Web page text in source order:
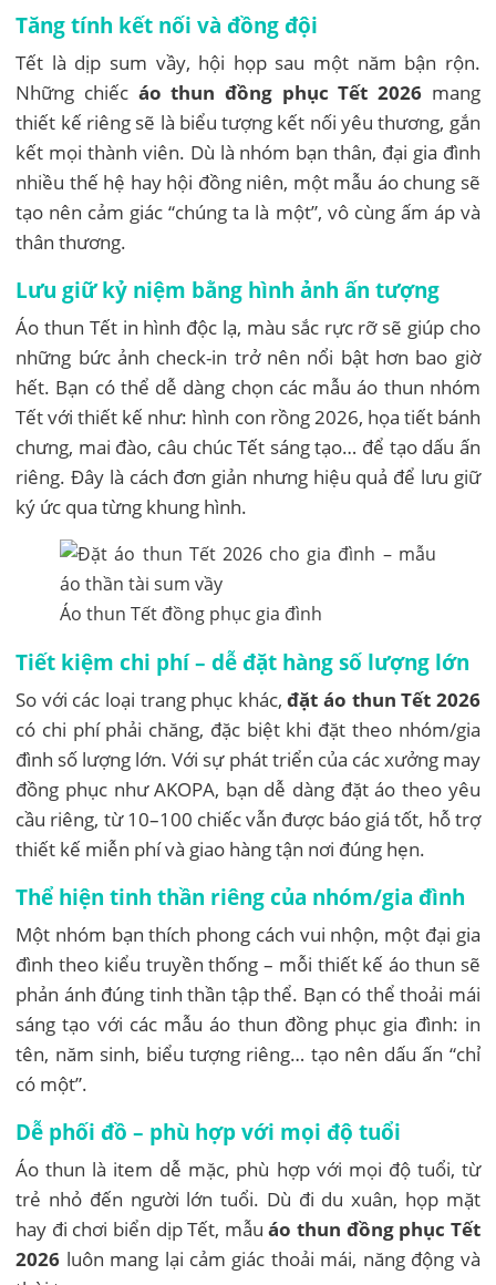
Tăng tính kết nối và đồng đội
Tết là dịp sum vầy, hội họp sau một năm bận rộn.
Những chiếc áo thun đồng phục Tết 2026 mang
thiết kế riêng sẽ là biểu tượng kết nối yêu thương, gắn
kết mọi thành viên. Dù là nhóm bạn thân, đại gia đình
nhiều thế hệ hay hội đồng niên, một mẫu áo chung sẽ
tạo nên cảm giác “chúng ta là một”, vô cùng ấm áp và
thân thương.
Lưu giữ kỷ niệm bằng hình ảnh ấn tượng
Áo thun Tết in hình độc lạ, màu sắc rực rỡ sẽ giúp cho
những bức ảnh check-in trở nên nổi bật hơn bao giờ
hết. Bạn có thể dễ dàng chọn các mẫu áo thun nhóm
Tết với thiết kế như: hình con rồng 2026, họa tiết bánh
chưng, mai đào, câu chúc Tết sáng tạo… để tạo dấu ấn
riêng. Đây là cách đơn giản nhưng hiệu quả để lưu giữ
ký ức qua từng khung hình.
Áo thun Tết đồng phục gia đình
Tiết kiệm chi phí – dễ đặt hàng số lượng lớn
So với các loại trang phục khác,đặt áo thun Tết 2026
có chi phí phải chăng, đặc biệt khi đặt theo nhóm/gia
đình số lượng lớn. Với sự phát triển của các xưởng may
đồng phục như AKOPA, bạn dễ dàng đặt áo theo yêu
cầu riêng, từ 10–100 chiếc vẫn được báo giá tốt, hỗ trợ
thiết kế miễn phí và giao hàng tận nơi đúng hẹn.
Thể hiện tinh thần riêng của nhóm/gia đình
Một nhóm bạn thích phong cách vui nhộn, một đại gia
đình theo kiểu truyền thống – mỗi thiết kế áo thun sẽ
phản ánh đúng tinh thần tập thể. Bạn có thể thoải mái
sáng tạo với các mẫu áo thun đồng phục gia đình: in
tên, năm sinh, biểu tượng riêng… tạo nên dấu ấn “chỉ
có một”.
Dễ phối đồ – phù hợp với mọi độ tuổi
Áo thun là item dễ mặc, phù hợp với mọi độ tuổi, từ
trẻ nhỏ đến người lớn tuổi. Dù đi du xuân, họp mặt
hay đi chơi biển dịp Tết, mẫuáo thun đồng phục Tết
2026 luôn mang lại cảm giác thoải mái, năng động và